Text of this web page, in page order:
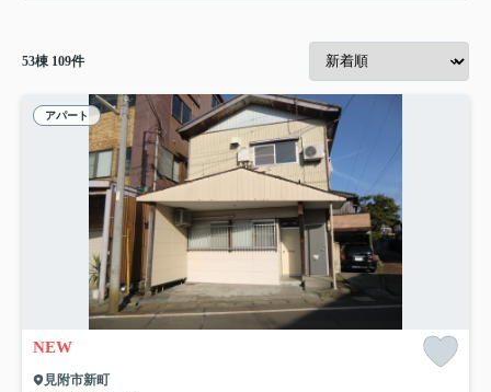
53棟 109件
アパート
NEW
見附市新町